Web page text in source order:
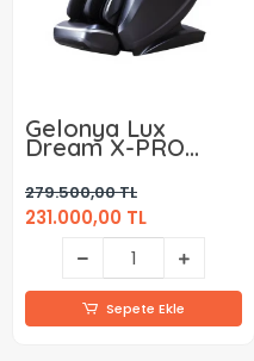
Gelonya Lux
Dream X-PRO
A661 Masaj
Koltuğu
279.500,00 TL
231.000,00 TL
Sepete Ekle